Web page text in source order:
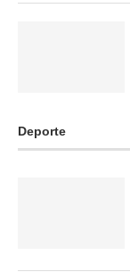
Deporte